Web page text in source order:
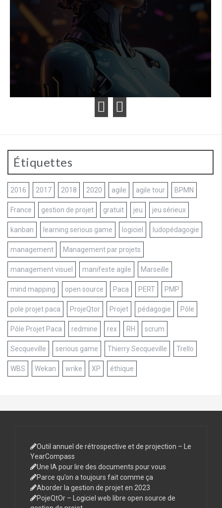
Étiquettes
2016 2017 2018 2020 agile agile tour BPMN
France gestion de projet gratuit jeu jeu sérieux
kanban learning serious game logiciel ludopédagogie
management Management par projets
management visuel manifeste agile Marseille
mind mapping open source Paca PERT PMP
pole projet paca ProjeQtor Projet pédagogie Pôle
Pôle Projet Paca redmine rex RH scrum
Secqueville serious game Thierry Secqueville Trello
WBS Wekan wrike XP éthique
Outil annuel de rétrospective et de projection – Le
YearCompass
Une IA pour lire des documents pour vous
Parce qu’on a toujours fait comme ça
Aborder la gestion de projet en 2023
PojeQtOr – Logiciel web libre open source de